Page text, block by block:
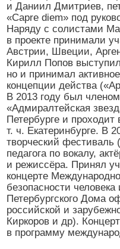
и Даниил Дмитриев,
«Capre diem» под
Наряду с солистами
в проекте принимали
Австрии, Швеции,
Кирилл Попов
но и принимал
концепции действа
В 2013 году был
«Адмиралтейская
Петербурге и проходит
т. ч. Екатеринбурге. В
творческий фестиваль
педагога по вокалу,
и режиссёра. Принял
концерте
безопасности
Петербургского Дома
российской и
Киркоров и др).
в программу